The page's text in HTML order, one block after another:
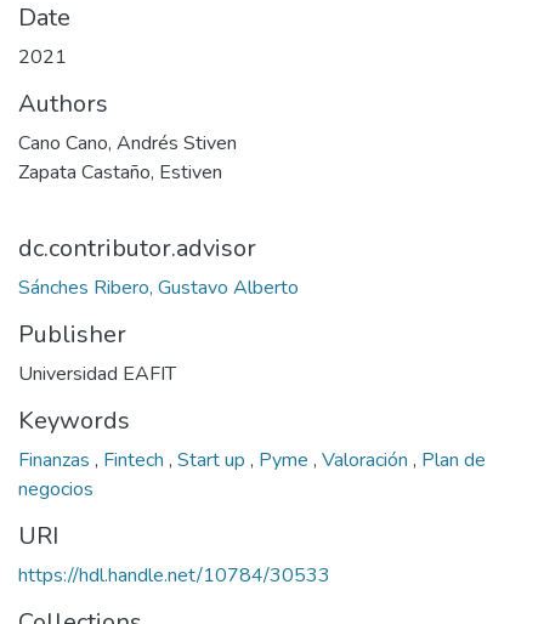
Date
2021
Authors
Cano Cano, Andrés Stiven
Zapata Castaño, Estiven
dc.contributor.advisor
Sánches Ribero, Gustavo Alberto
Publisher
Universidad EAFIT
Keywords
Finanzas , Fintech , Start up , Pyme , Valoración , Plan de
negocios
URI
https://hdl.handle.net/10784/30533